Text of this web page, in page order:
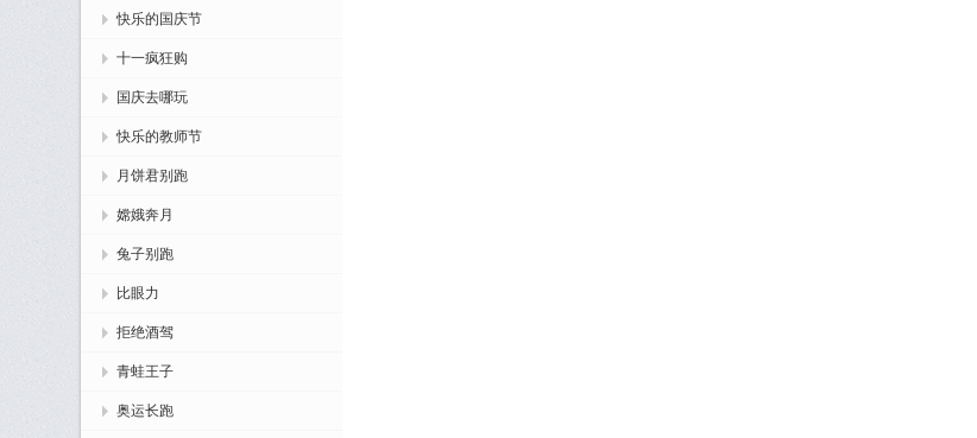
快乐的国庆节
十一疯狂购
国庆去哪玩
快乐的教师节
月饼君别跑
嫦娥奔月
兔子别跑
比眼力
拒绝酒驾
青蛙王子
奥运长跑